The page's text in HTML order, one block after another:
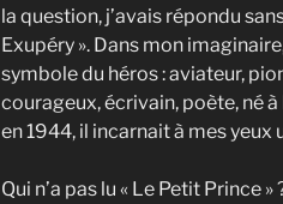
la question, j’avais répondu
Exupéry ». Dans mon
symbole du héros : aviateur,
courageux, écrivain, poète, né
en 1944, il incarnait à mes yeux
Qui n’a pas lu « Le Petit Prince